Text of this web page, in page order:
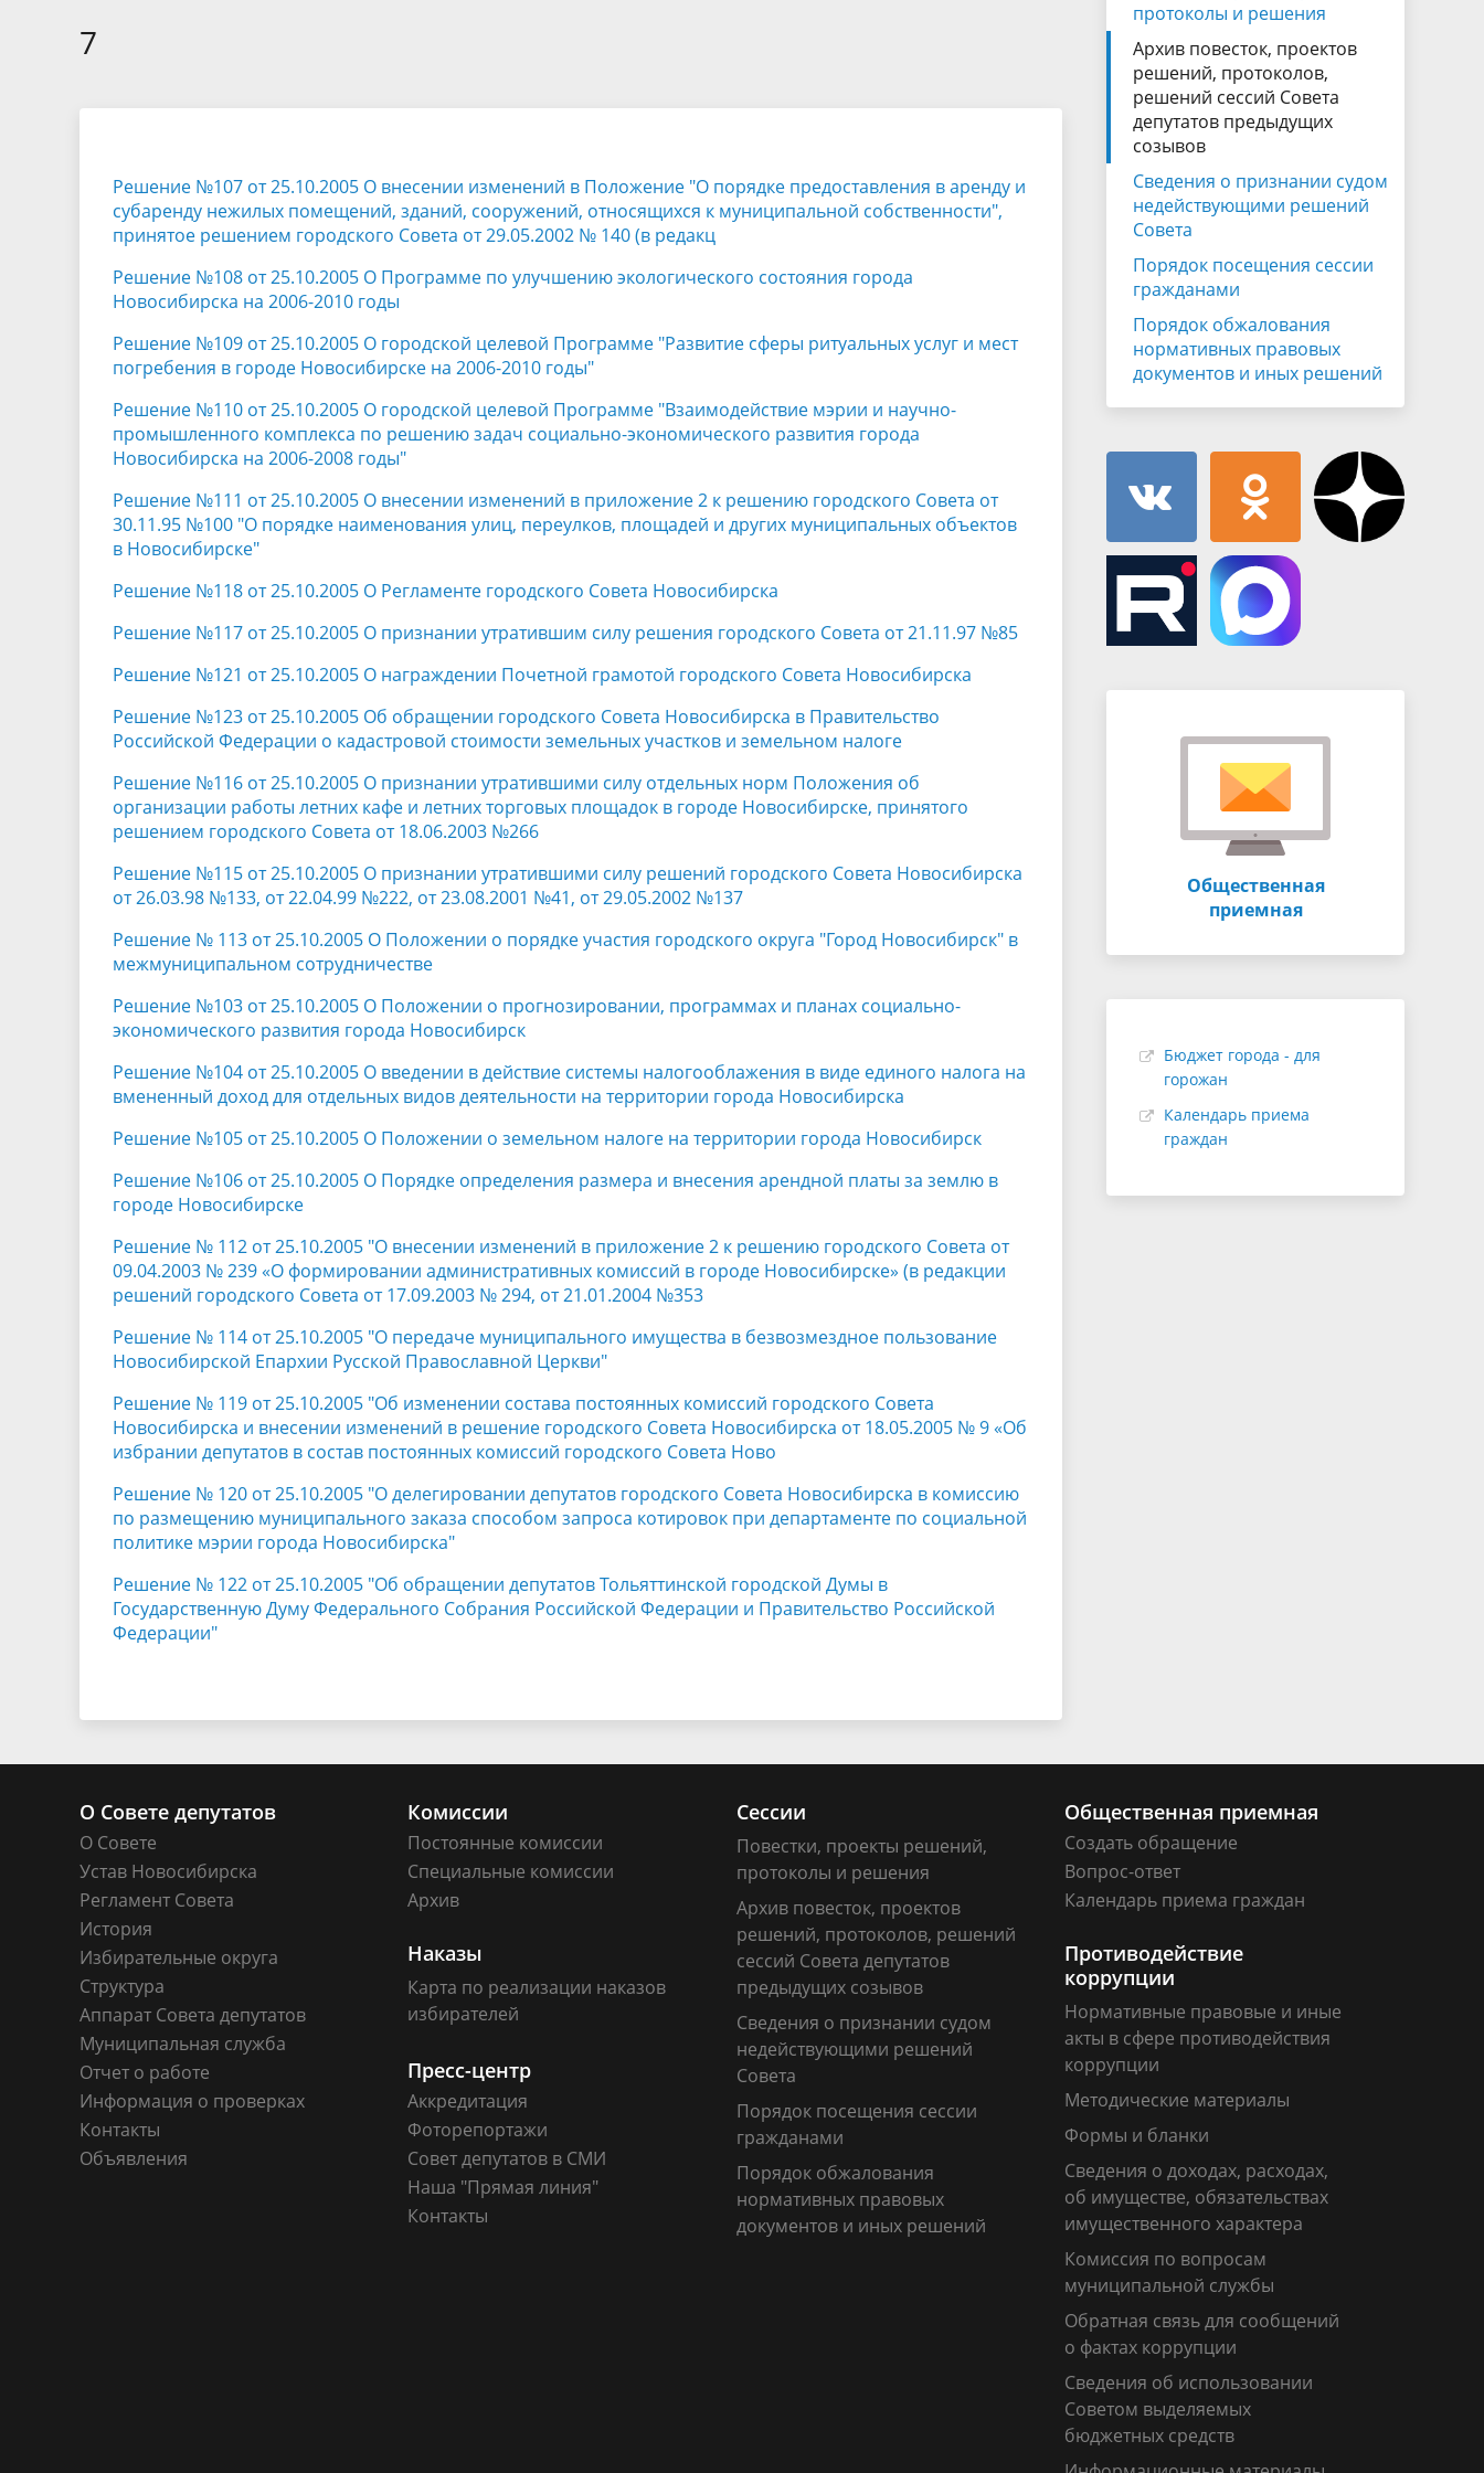
Муниципальная служба
Объявления
решений
имущественного характера
муниципальной службы
фактах коррупции
выделяемых бюджетных средств
Информационные материалы
7
Решение №107 от 25.10.2005 О внесении изменений в Положение "О порядке предоставления в аренду и
субаренду нежилых помещений, зданий, сооружений, относящихся к муниципальной собственности",
принятое решением городского Совета от 29.05.2002 № 140 (в редакц
Решение №108 от 25.10.2005 О Программе по улучшению экологического состояния города
Новосибирска на 2006-2010 годы
Решение №109 от 25.10.2005 О городской целевой Программе "Развитие сферы ритуальных услуг и мест
погребения в городе Новосибирске на 2006-2010 годы"
Решение №110 от 25.10.2005 О городской целевой Программе "Взаимодействие мэрии и научно-
промышленного комплекса по решению задач социально-экономического развития города
Новосибирска на 2006-2008 годы"
Решение №111 от 25.10.2005 О внесении изменений в приложение 2 к решению городского Совета от
30.11.95 №100 "О порядке наименования улиц, переулков, площадей и других муниципальных объектов
в Новосибирске"
Решение №118 от 25.10.2005 О Регламенте городского Совета Новосибирска
Решение №117 от 25.10.2005 О признании утратившим силу решения городского Совета от 21.11.97 №85
Решение №121 от 25.10.2005 О награждении Почетной грамотой городского Совета Новосибирска
Решение №123 от 25.10.2005 Об обращении городского Совета Новосибирска в Правительство
Российской Федерации о кадастровой стоимости земельных участков и земельном налоге
Решение №116 от 25.10.2005 О признании утратившими силу отдельных норм Положения об
организации работы летних кафе и летних торговых площадок в городе Новосибирске, принятого
решением городского Совета от 18.06.2003 №266
Решение №115 от 25.10.2005 О признании утратившими силу решений городского Совета Новосибирска
от 26.03.98 №133, от 22.04.99 №222, от 23.08.2001 №41, от 29.05.2002 №137
Решение № 113 от 25.10.2005 О Положении о порядке участия городского округа "Город Новосибирск" в
межмуниципальном сотрудничестве
Решение №103 от 25.10.2005 О Положении о прогнозировании, программах и планах социально-
экономического развития города Новосибирск
Решение №104 от 25.10.2005 О введении в действие системы налогооблажения в виде единого налога на
вмененный доход для отдельных видов деятельности на территории города Новосибирска
Решение №105 от 25.10.2005 О Положении о земельном налоге на территории города Новосибирск
Решение №106 от 25.10.2005 О Порядке определения размера и внесения арендной платы за землю в
городе Новосибирске
Решение № 112 от 25.10.2005 "О внесении изменений в приложение 2 к решению городского Совета от
09.04.2003 № 239 «О формировании административных комиссий в городе Новосибирске» (в редакции
решений городского Совета от 17.09.2003 № 294, от 21.01.2004 №353
Решение № 114 от 25.10.2005 "О передаче муниципального имущества в безвозмездное пользование
Новосибирской Епархии Русской Православной Церкви"
Решение № 119 от 25.10.2005 "Об изменении состава постоянных комиссий городского Совета
Новосибирска и внесении изменений в решение городского Совета Новосибирска от 18.05.2005 № 9 «Об
избрании депутатов в состав постоянных комиссий городского Совета Ново
Решение № 120 от 25.10.2005 "О делегировании депутатов городского Совета Новосибирска в комиссию
по размещению муниципального заказа способом запроса котировок при департаменте по социальной
политике мэрии города Новосибирска"
Решение № 122 от 25.10.2005 "Об обращении депутатов Тольяттинской городской Думы в
Государственную Думу Федерального Собрания Российской Федерации и Правительство Российской
Федерации"
протоколы и решения
Архив повесток, проектов
решений, протоколов,
решений сессий Совета
депутатов предыдущих
созывов
Сведения о признании судом
недействующими решений
Совета
Порядок посещения сессии
гражданами
Порядок обжалования
нормативных правовых
документов и иных решений
Общественная
приемная
Бюджет города - для
горожан
Календарь приема
граждан
О Совете депутатов
О Совете
Устав Новосибирска
Регламент Совета
История
Избирательные округа
Структура
Аппарат Совета депутатов
Муниципальная служба
Отчет о работе
Информация о проверках
Контакты
Объявления
Комиссии
Постоянные комиссии
Специальные комиссии
Архив
Сессии
Повестки, проекты решений,
протоколы и решения
Архив повесток, проектов
решений, протоколов, решений
сессий Совета депутатов
предыдущих созывов
Сведения о признании судом
недействующими решений
Совета
Порядок посещения сессии
гражданами
Порядок обжалования
нормативных правовых
документов и иных решений
Общественная приемная
Создать обращение
Вопрос-ответ
Календарь приема граждан
Наказы
Карта по реализации наказов
избирателей
Противодействие
коррупции
Нормативные правовые и иные
акты в сфере противодействия
коррупции
Методические материалы
Формы и бланки
Сведения о доходах, расходах,
об имуществе, обязательствах
имущественного характера
Комиссия по вопросам
муниципальной службы
Обратная связь для сообщений
о фактах коррупции
Сведения об использовании
Советом выделяемых
бюджетных средств
Пресс-центр
Аккредитация
Фоторепортажи
Совет депутатов в СМИ
Наша "Прямая линия"
Контакты